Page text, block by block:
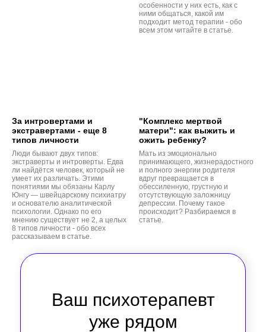
особенности у них есть, как с
ними общаться, какой им
подходит метод терапии - обо
всем этом читайте в статье.
За интровертами и
экстравертами - еще 8
типов личности
Люди бывают двух типов:
экстраверты и интроверты. Едва
ли найдётся человек, который не
умеет их различать. Этими
понятиями мы обязаны Карлу
Юнгу — швейцарскому психиатру
и основателю аналитической
психологии. Однако по его
мнению существует не 2, а целых
8 типов личности - обо всех
рассказываем в статье.
"Комплекс мертвой
матери": как выжить и
ожить ребенку?
Мать из эмоционально
принимающего, жизнерадостного
и полного энергии родителя
вдруг превращается в
обессиленную, грустную и
отсутствующую заложницу
депрессии. Почему такое
происходит? Разбираемся в
статье.
Ваш психотерапевт
уже рядом